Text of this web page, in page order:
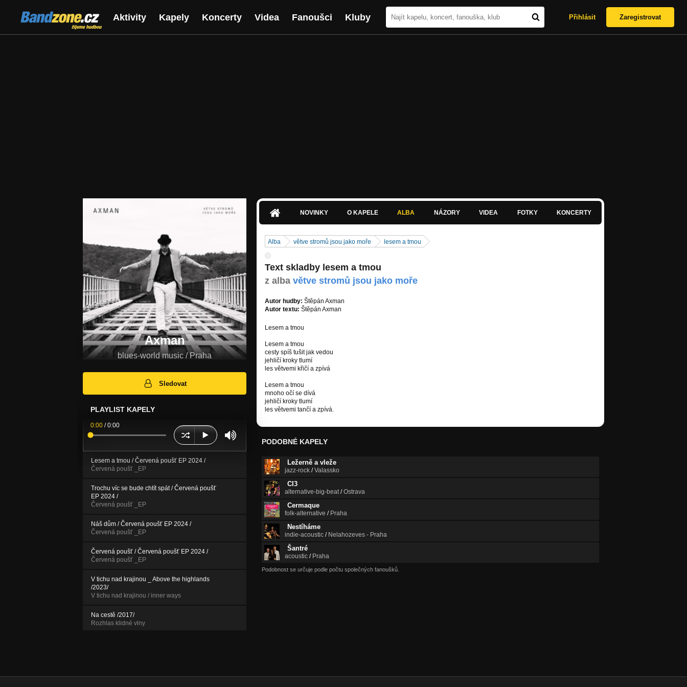
Bandzone.cz
žijeme hudbou
Aktivity Kapely Koncerty Videa Fanoušci Kluby Přihlásit Zaregistrovat
Axman
blues-world music / Praha
Sledovat
PLAYLIST KAPELY
0:00 /0:00
Lesem a tmou / Červená poušť EP 2024 /
Červená poušť _EP
Trochu víc se bude chtít spát / Červená poušť
EP 2024 /
Červená poušť _EP
Náš dům / Červená poušť EP 2024 /
Červená poušť _EP
Červená poušť / Červená poušť EP 2024 /
Červená poušť _EP
V tichu nad krajinou _ Above the highlands
/2023/
V tichu nad krajinou / inner ways
Na cestě /2017/
Rozhlas klidné vlny
NOVINKY O KAPELE ALBA NÁZORY VIDEA FOTKY KONCERTY
Alba větve stromů jsou jako moře lesem a tmou
Text skladby lesem a tmou
z alba větve stromů jsou jako moře
Autor hudby: Štěpán Axman
Autor textu: Štěpán Axman
Lesem a tmou
Lesem a tmou
cesty spíš tušit jak vedou
jehličí kroky tlumí
les větvemi křičí a zpívá
Lesem a tmou
mnoho očí se dívá
jehličí kroky tlumí
les větvemi tančí a zpívá.
PODOBNÉ KAPELY
Ležerně a vleže
jazz-rock /Valassko
CI3
alternative-big-beat/Ostrava
Cermaque
folk-alternative / Praha
Nestíháme
indie-acoustic / Nelahozeves - Praha
Šantré
acoustic / Praha
Podobnost se určuje podle počtu společných fanoušků.